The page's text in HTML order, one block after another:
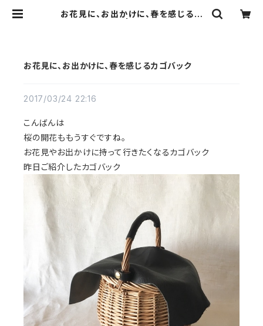
お花見に、お出かけに、春を感じるカ
お花見に、お出かけに、春を感じるカゴバック
2017/03/24 22:16
こんばんは
桜の開花ももうすぐですね。
お花見やお出かけに持って行きたくなるカゴバック
昨日ご紹介したカゴバック